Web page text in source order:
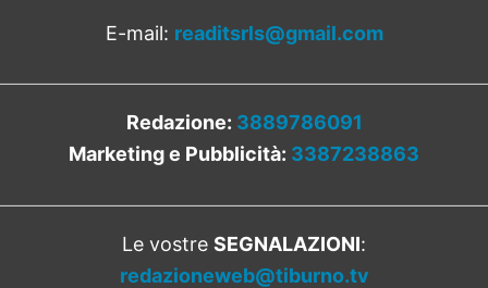
E-mail: readitsrls@gmail.com
Redazione: 3889786091
Marketing e Pubblicità: 3387238863
Le vostre SEGNALAZIONI:
redazioneweb@tiburno.tv